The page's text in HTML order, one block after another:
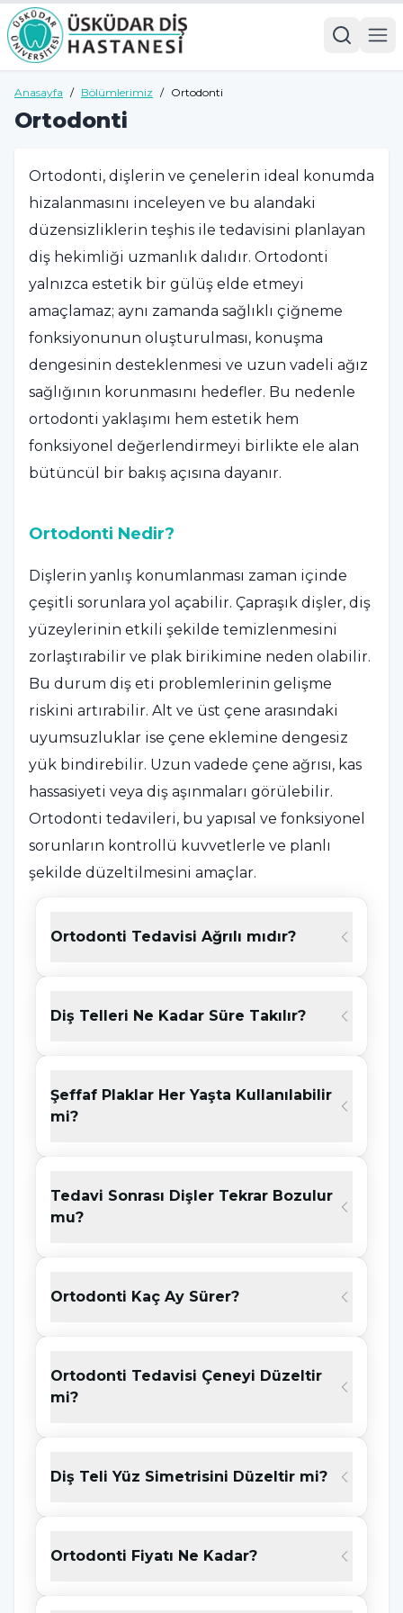
Anasayfa / Bölümlerimiz / Ortodonti
Ortodonti
Ortodonti, dişlerin ve çenelerin ideal konumda
hizalanmasını inceleyen ve bu alandaki
düzensizliklerin teşhis ile tedavisini planlayan
diş hekimliği uzmanlık dalıdır. Ortodonti
yalnızca estetik bir gülüş elde etmeyi
amaçlamaz; aynı zamanda sağlıklı çiğneme
fonksiyonunun oluşturulması, konuşma
dengesinin desteklenmesi ve uzun vadeli ağız
sağlığının korunmasını hedefler. Bu nedenle
ortodonti yaklaşımı hem estetik hem
fonksiyonel değerlendirmeyi birlikte ele alan
bütüncül bir bakış açısına dayanır.
Ortodonti Nedir?
Dişlerin yanlış konumlanması zaman içinde
çeşitli sorunlara yol açabilir. Çapraşık dişler, diş
yüzeylerinin etkili şekilde temizlenmesini
zorlaştırabilir ve plak birikimine neden olabilir.
Bu durum diş eti problemlerinin gelişme
riskini artırabilir. Alt ve üst çene arasındaki
uyumsuzluklar ise çene eklemine dengesiz
yük bindirebilir. Uzun vadede çene ağrısı, kas
hassasiyeti veya diş aşınmaları görülebilir.
Ortodonti tedavileri, bu yapısal ve fonksiyonel
sorunların kontrollü kuvvetlerle ve planlı
şekilde düzeltilmesini amaçlar.
başlar. Ağız içi değerlendirme, fotoğraflama ve
radyolojik analizler birlikte incelenir. Elde
tedavi planı oluşturulur. Planlama aşamasında
yaş, kemik yapısı, diş dizilimi ve çene ilişkisi
olduğu için ortodonti tedavisi de kişiye özel
ergenlerle sınırlı değildir. Yetişkin bireyler de
her yaşta biyolojik sınırlar içinde hareket
ettirilebilir. Önemli olan sağlıklı bir ağız
yapılmasıdır.
Sonuç olarak ortodonti, sağlıklı bir kapanış
desteklemeyi ve dengeli bir gülüş estetiği
sağlamayı hedefleyen kapsamlı bir uzmanlık
ile hem fonksiyonel hem estetik açıdan
dengeli sonuçlar elde edilebilir.
Ortodontik Tedavi Yöntemleri Nelerdir?
Ortodonti Tedavisi Ağrılı mıdır?
Diş Telleri Ne Kadar Süre Takılır?
Şeffaf Plaklar Her Yaşta Kullanılabilir
mi?
Tedavi Sonrası Dişler Tekrar Bozulur
mu?
Ortodonti Kaç Ay Sürer?
Ortodonti Tedavisi Çeneyi Düzeltir
mi?
Diş Teli Yüz Simetrisini Düzeltir mi?
Ortodonti Fiyatı Ne Kadar?